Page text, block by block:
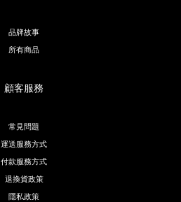
品牌故事
所有商品
顧客服務
常見問題
運送服務方式
付款服務方式
退換貨政策
隱私政策